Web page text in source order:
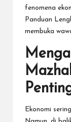
fenomena
Panduan
membuka
Ekonomi